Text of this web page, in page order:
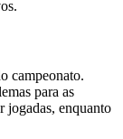
campeonato.
para as
jogadas, enquanto